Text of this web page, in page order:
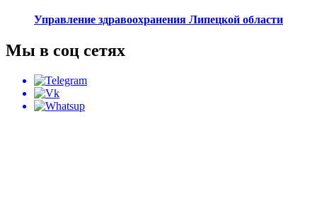
Управление здравоохранения Липецкой области
Мы в соц сетях